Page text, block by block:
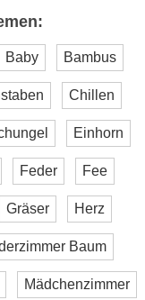
Baby Bambus
Chillen
Einhorn
Feder Fee
Gräser Herz
Baum
Mädchenzimmer